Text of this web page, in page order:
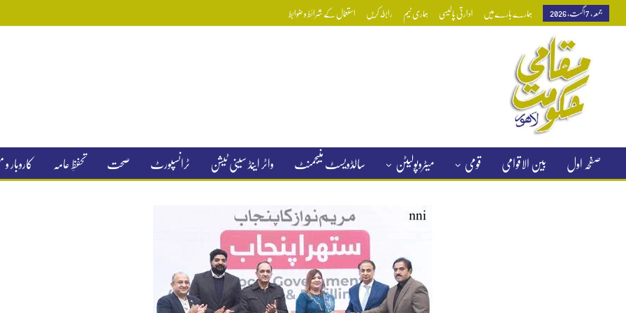
جمعہ, 7 اگست, 2026 ہمارے بارے میں ادارتی پالیسی ہماری ٹیم رابطہ کریں استعمال کے شرائط و ضوابط
صفحہ اول بین الاقوامی قومی میٹروپولیٹن سالڈویسٹ منیجمنٹ واٹر اینڈ سینی ٹیشن ٹرانسپورٹ صحت تحفظِ عامہ کاروبار